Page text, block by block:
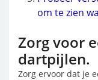
om te zien
Zorg voor
dartpijlen.
Zorg ervoor dat je